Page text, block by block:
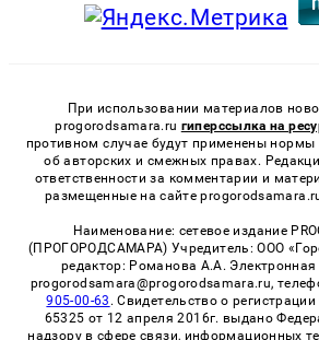
При использовании материалов
progorodsamara.ru гиперссылка на
противном случае будут применены нормы
об авторских и смежных правах.
ответственности за комментарии и
размещенные на сайте
Наименование: сетевое издание
(ПРОГОРОДСАМАРА) Учредитель: ООО
редактор: Романова А.А. Электронная
progorodsamara@progorodsamara.ru,
905-00-63 . Свидетельство о
65325 от 12 апреля 2016г. выдано
надзору в сфере связи, информационных